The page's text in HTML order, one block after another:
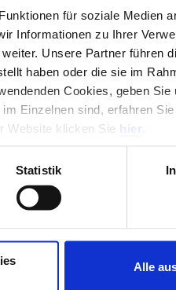
für soziale Medien
Informationen zu Ihrer
Unsere Partner führen
haben oder die sie im
Cookies, geben Sie
Einzelnen sind, erfahren
Website klicken Sie hier
Statistik
Alle
Unternehmen
lassen
0 von 5